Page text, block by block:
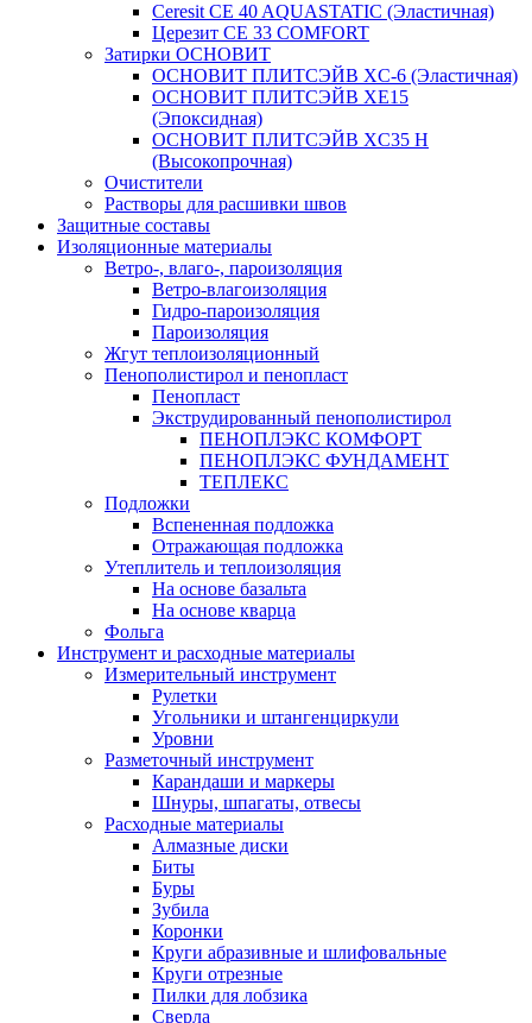
Ceresit CE 40 AQUASTATIC (Эластичная)
Церезит CE 33 COMFORT
Затирки ОСНОВИТ
ОСНОВИТ ПЛИТСЭЙВ XC-6 (Эластичная)
ОСНОВИТ ПЛИТСЭЙВ XЕ15
(Эпоксидная)
ОСНОВИТ ПЛИТСЭЙВ XС35 Н
(Высокопрочная)
Очистители
Растворы для расшивки швов
Защитные составы
Изоляционные материалы
Ветро-, влаго-, пароизоляция
Ветро-влагоизоляция
Гидро-пароизоляция
Пароизоляция
Жгут теплоизоляционный
Пенополистирол и пенопласт
Пенопласт
Экструдированный пенополистирол
ПЕНОПЛЭКС КОМФОРТ
ПЕНОПЛЭКС ФУНДАМЕНТ
ТЕПЛЕКС
Подложки
Вспененная подложка
Отражающая подложка
Утеплитель и теплоизоляция
На основе базальта
На основе кварца
Фольга
Инструмент и расходные материалы
Измерительный инструмент
Рулетки
Угольники и штангенциркули
Уровни
Разметочный инструмент
Карандаши и маркеры
Шнуры, шпагаты, отвесы
Расходные материалы
Алмазные диски
Биты
Буры
Зубила
Коронки
Круги абразивные и шлифовальные
Круги отрезные
Пилки для лобзика
Сверла